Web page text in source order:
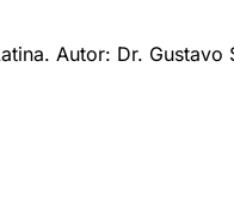
Autor: Dr. Gustavo